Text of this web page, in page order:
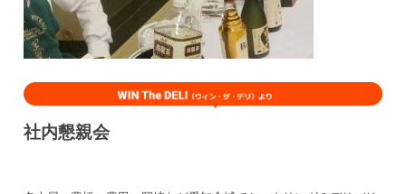
社内懇親会